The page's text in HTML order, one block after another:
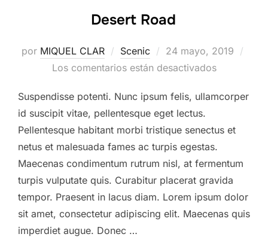
Desert Road
por MIQUEL CLAR Scenic
Publicado
el
24 mayo, 2019
Los comentarios están desactivados
Suspendisse potenti. Nunc ipsum felis, ullamcorper
id suscipit vitae, pellentesque eget lectus.
Pellentesque habitant morbi tristique senectus et
netus et malesuada fames ac turpis egestas.
Maecenas condimentum rutrum nisl, at fermentum
turpis vulputate quis. Curabitur placerat gravida
tempor. Praesent in lacus diam. Lorem ipsum dolor
sit amet, consectetur adipiscing elit. Maecenas quis
imperdiet augue. Donec …